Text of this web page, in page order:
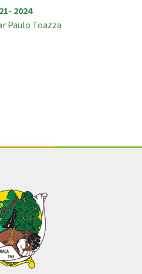
2024
Paulo Toazza